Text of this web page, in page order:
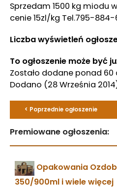
Sprzedam 1500 kg miodu
cenie 15zl/kg Tel.795-
Liczba wyświetleń
To ogłoszenie może być
Zostało dodane ponad 60
Dodano (28 Września
< Poprzednie ogłoszenie
Premiowane ogłoszenia:
Opakowania
350/900ml i wiele więcej